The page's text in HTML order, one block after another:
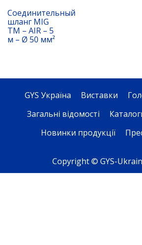
Соединительный
шланг MIG
TM – AIR – 5
м – Ø 50 мм²
GYS Україна Виставки
Загальні відомості
Новинки продукції
Copyright © GYS-